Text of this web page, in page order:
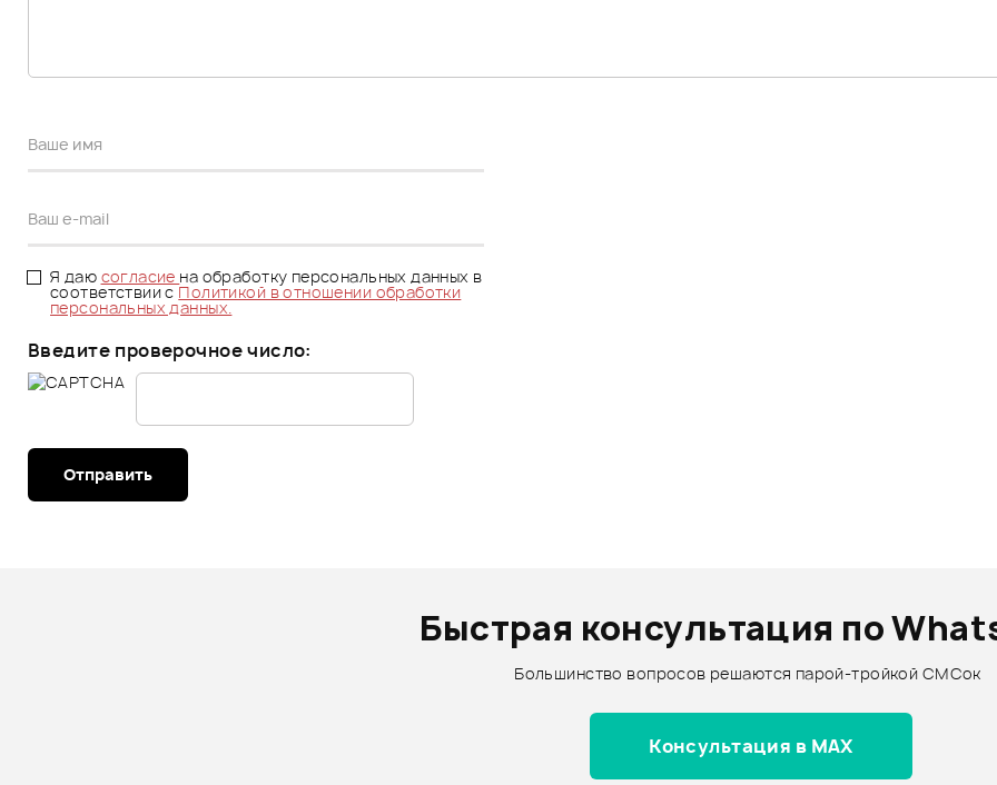
Я даю согласие на обработку персональных данных в
соответствии сПолитикой в отношении обработки
персональных данных.
Введите проверочное число:
Отправить
Быстрая консультация по
Большинство вопросов решаются парой-тройкой СМСок
Консультация в MAX